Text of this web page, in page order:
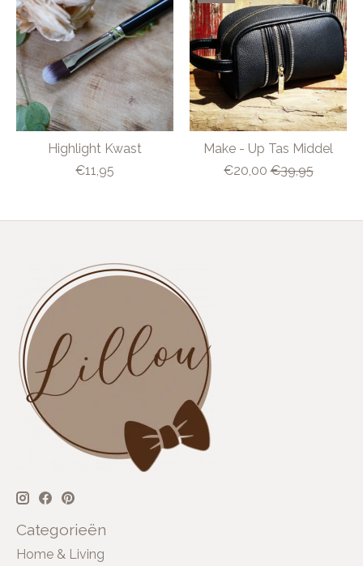
Highlight Kwast
€11,95
Make - Up Tas Middel
€20,00 €39,95
Categorieën
Home & Living